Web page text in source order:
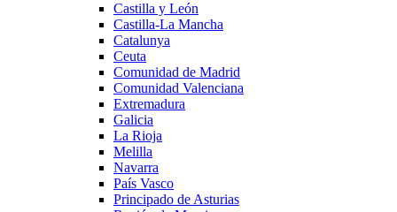
Castilla y León
Castilla-La Mancha
Catalunya
Ceuta
Comunidad de Madrid
Comunidad Valenciana
Extremadura
Galicia
La Rioja
Melilla
Navarra
País Vasco
Principado de Asturias